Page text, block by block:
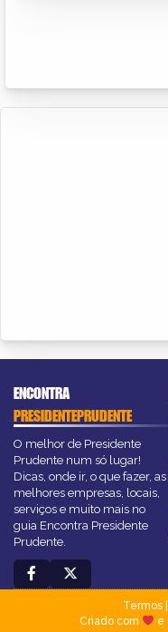
ENCONTRA
PRESIDENTEPRUDENTE
O melhor de Presidente
Prudente num só lugar!
Dicas, onde ir, o que fazer, as
melhores empresas, locais,
serviços e muito mais no
guia Encontra Presidente
Prudente.
Termos|
Criado com
e